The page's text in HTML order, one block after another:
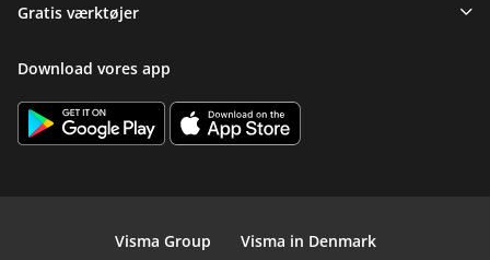
Gratis værktøjer
Download vores app
Visma Group Visma in Denmark